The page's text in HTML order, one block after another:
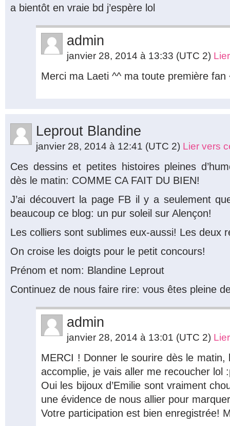
a bientôt en vraie bd j’espère lol
admin
janvier 28, 2014 à 13:33 (UTC 2)
Merci ma Laeti ^^ ma toute première fan
Leprout Blandine
janvier 28, 2014 à 12:41 (UTC 2) Lier vers
Ces dessins et petites histoires pleines
dès le matin: COMME CA FAIT DU BIEN!
J’ai découvert la page FB il y a seulement
beaucoup ce blog: un pur soleil sur Alençon!
Les colliers sont sublimes eux-aussi! Les deux
On croise les doigts pour le petit concours!
Prénom et nom: Blandine Leprout
Continuez de nous faire rire: vous êtes pleine
admin
janvier 28, 2014 à 13:01 (UTC 2)
MERCI ! Donner le sourire dès le
accomplie, je vais aller me recoucher lol
Oui les bijoux d’Emilie sont vraiment
une évidence de nous allier pour
Votre participation est bien enregistrée!